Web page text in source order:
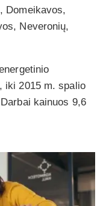
Domeikavos,
Neveronių,
iki 2015 m. spalio
kainuos 9,6